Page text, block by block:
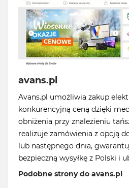
avans.pl
Avans.pl umożliwia zakup
konkurencyjną ceną dzięki
obniżenia przy znalezieniu
realizuje zamówienia z opcją
lub następnego dnia,
bezpieczną wysyłkę z Polski i
Podobne strony do avans.pl